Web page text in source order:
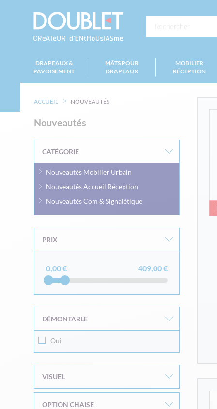
DRAPEAUX &
PAVOISEMENT
MÂTS POUR
DRAPEAUX
MOBILIER
RÉCEPTION
ACCUEIL NOUVEAUTÉS
Nouveautés
CATÉGORIE
Nouveautés Mobilier Urbain
Nouveautés Accueil Réception
Nouveautés Com & Signalétique
PRIX
0,00 € 409,00 €
DÉMONTABLE
Oui
VISUEL
OPTION CHAISE